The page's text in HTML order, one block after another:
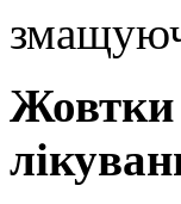
Жовтки